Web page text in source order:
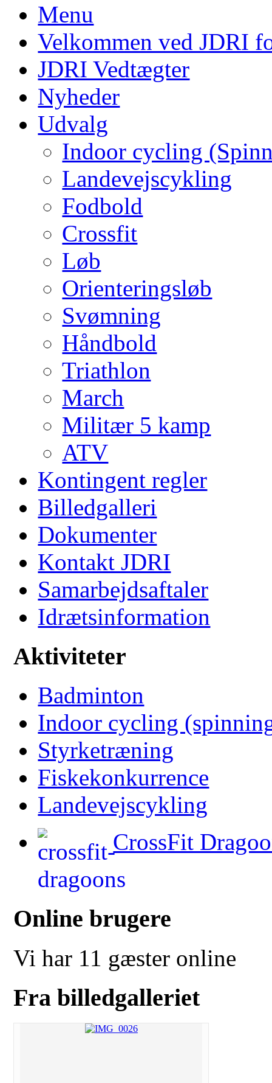
Menu
Velkommen ved JDRI
JDRI Vedtægter
Nyheder
Udvalg
Indoor cycling
Landevejscykling
Fodbold
Crossfit
Løb
Orienteringsløb
Svømning
Håndbold
Triathlon
March
Militær 5 kamp
ATV
Kontingent regler
Billedgalleri
Dokumenter
Kontakt JDRI
Samarbejdsaftaler
Idrætsinformation
Aktiviteter
Badminton
Indoor cycling
Styrketræning
Fiskekonkurrence
Landevejscykling
CrossFit
Online brugere
Vi har 11 gæster online
Fra billedgalleriet